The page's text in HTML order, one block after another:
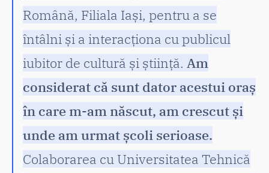
Română, Filiala Iași, pentru a se
întâlni și a interacționa cu publicul
iubitor de cultură și știință. Am
considerat că sunt dator acestui oraș
în care m-am născut, am crescut și
unde am urmat școli serioase.
Colaborarea cu Universitatea Tehnică